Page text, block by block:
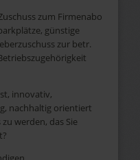
zum Firmenabo
günstige
zur betr.
innovativ,
nachhaltig orientiert
werden, das Sie